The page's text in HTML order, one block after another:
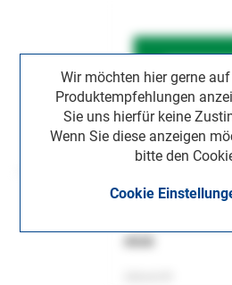
Wir möchten hier gerne
Produktempfehlungen
Sie uns hierfür keine
Wenn Sie diese anzeigen
bitte den
Cookie